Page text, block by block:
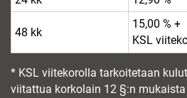
48 kk
15,00 % +
KSL
* KSL viitekorolla tarkoitetaan
viitattua korkolain 12 §:n